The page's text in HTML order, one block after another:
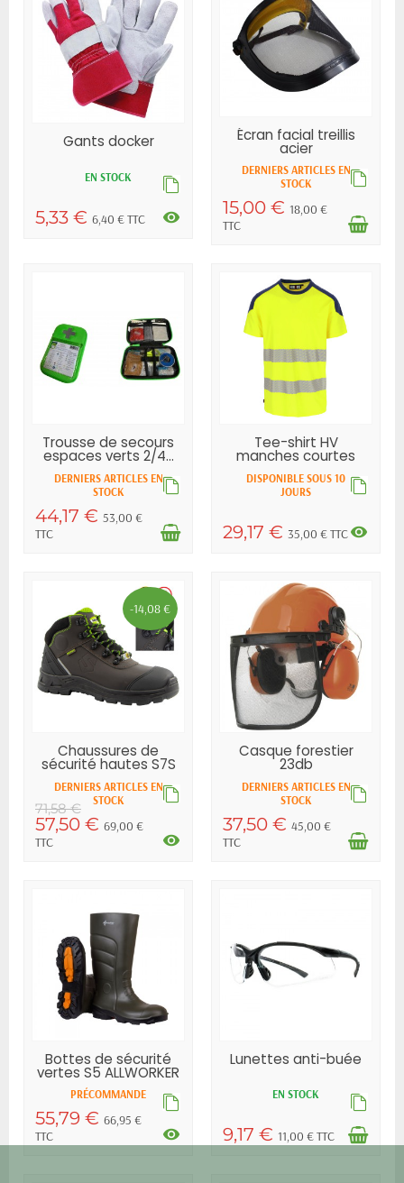
Gants docker
EN STOCK
5,33 € 6,40 € TTC visibility
Écran facial treillis
acier
DERNIERS ARTICLES EN
STOCK
15,00 € 18,00 €
TTC
Trousse de secours
espaces verts 2/4...
DERNIERS ARTICLES EN
STOCK
44,17 € 53,00 €
TTC
Tee-shirt HV
manches courtes
HEROCK ELIPS...
DISPONIBLE SOUS 10
JOURS
29,17 € 35,00 € TTCvisibility
-14,08 €
Chaussures de
sécurité hautes S7S
DERNIERS ARTICLES EN
STOCK
71,58 €
57,50 € 69,00 €
TTC
visibility
Casque forestier
23db
DERNIERS ARTICLES EN
STOCK
37,50 € 45,00 €
TTC
Bottes de sécurité
vertes S5 ALLWORKER
PRÉCOMMANDE
55,79 € 66,95 €
TTC
visibility
Lunettes anti-buée
EN STOCK
9,17 € 11,00 € TTC